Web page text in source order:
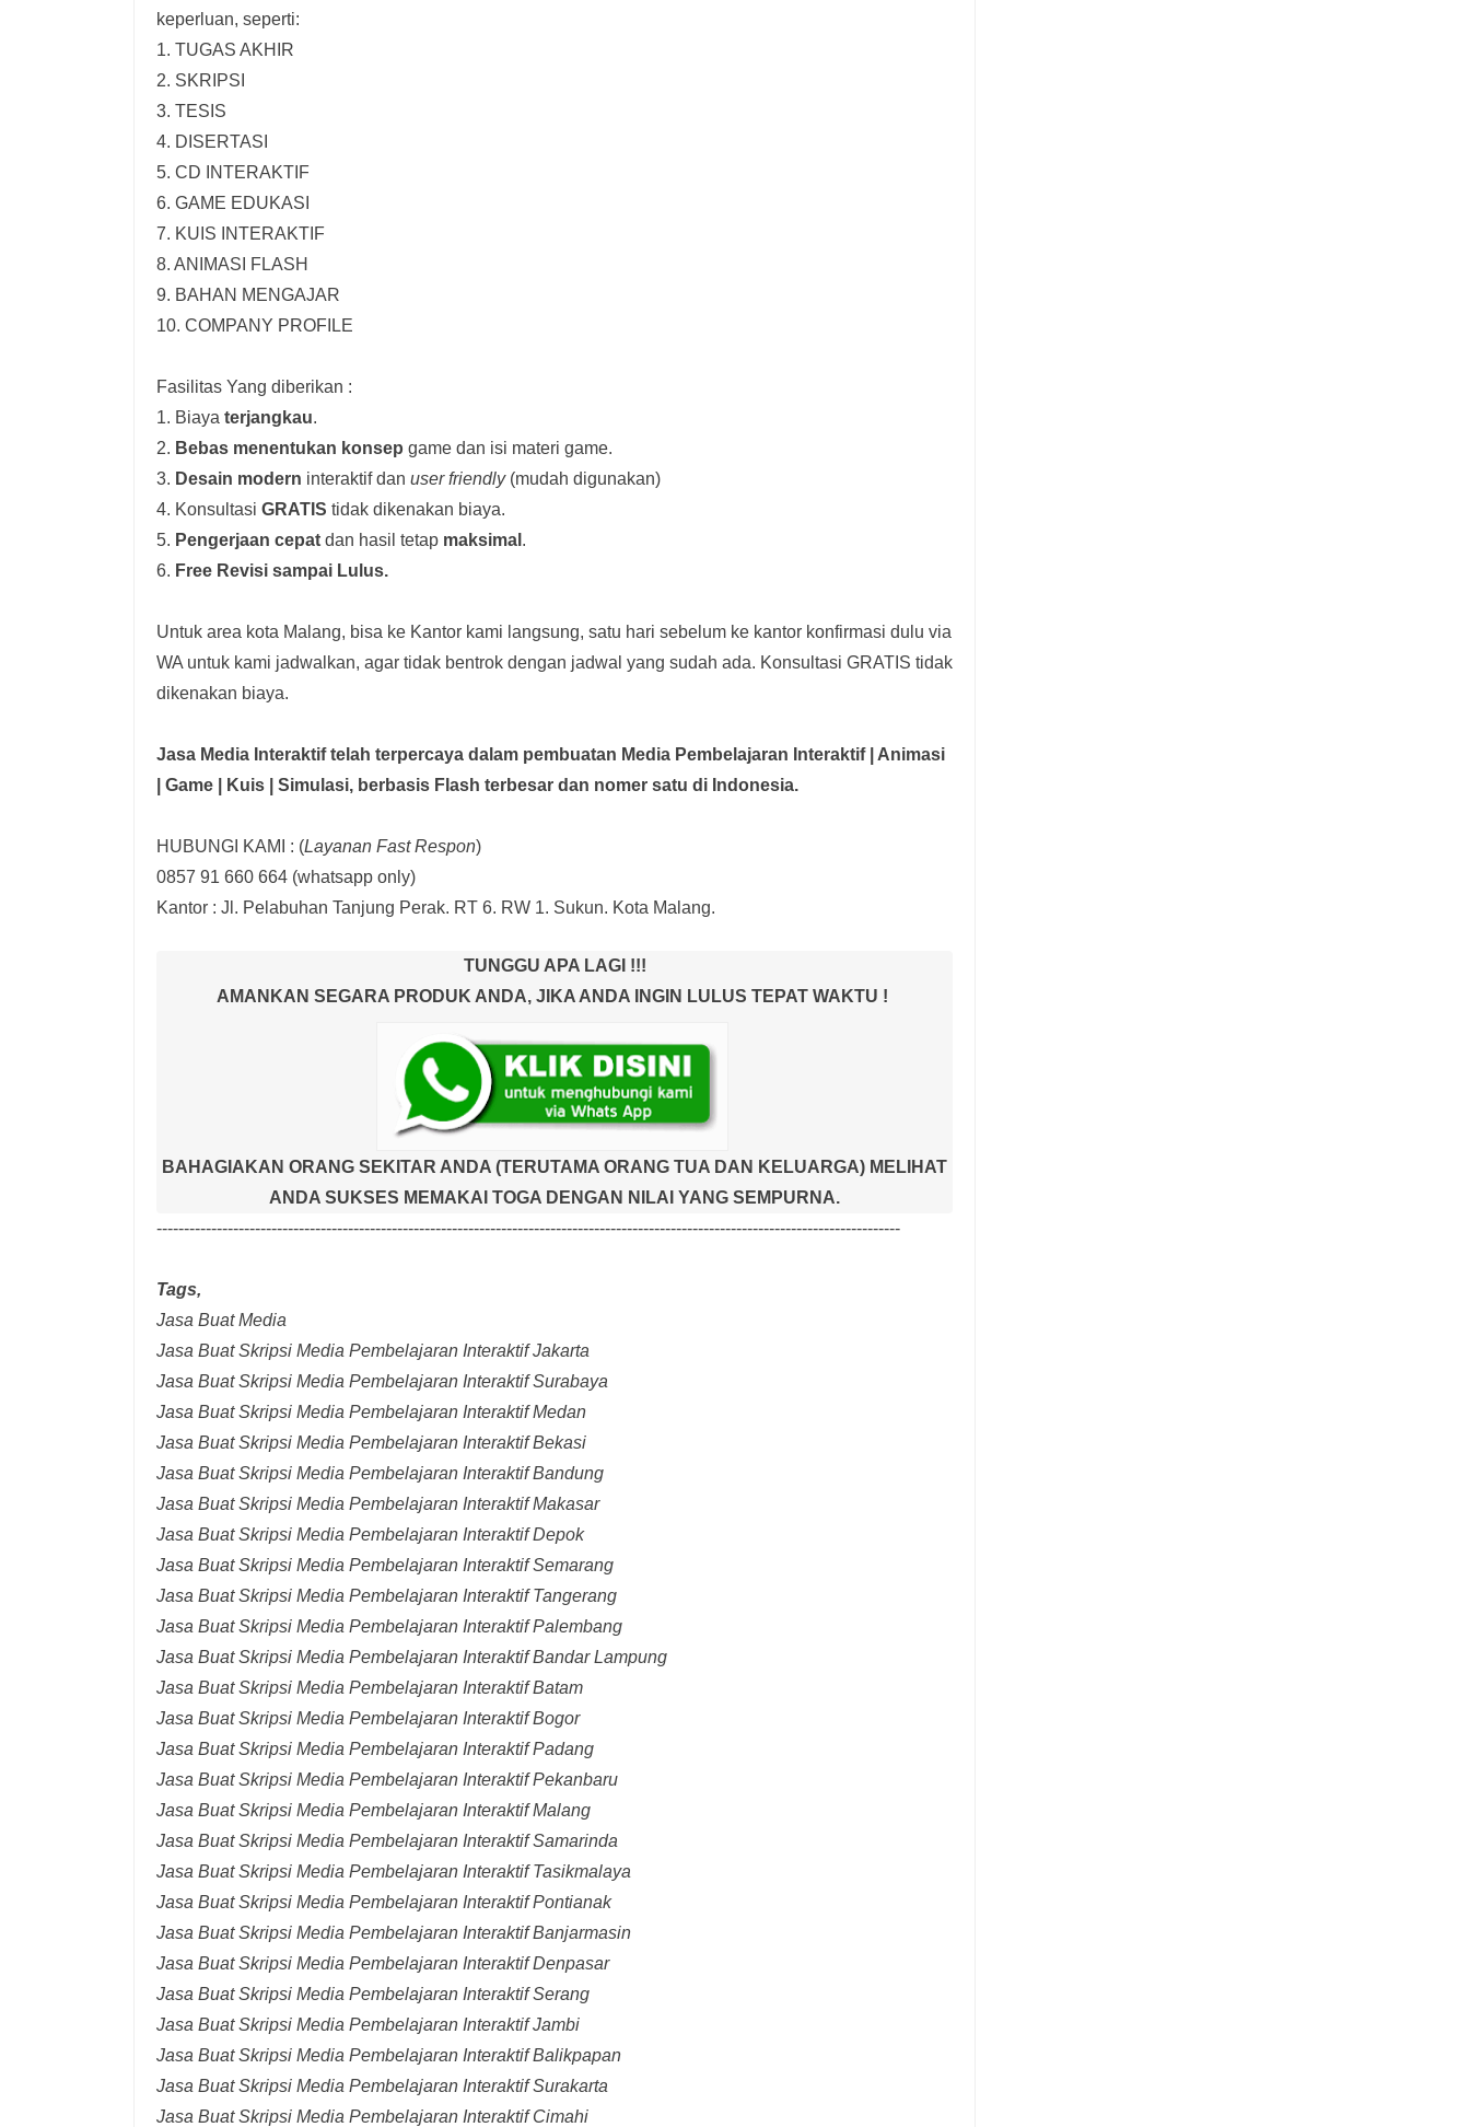
keperluan, seperti:
1. TUGAS AKHIR
2. SKRIPSI
3. TESIS
4. DISERTASI
5. CD INTERAKTIF
6. GAME EDUKASI
7. KUIS INTERAKTIF
8. ANIMASI FLASH
9. BAHAN MENGAJAR
10. COMPANY PROFILE
Fasilitas Yang diberikan :
1. Biaya terjangkau.
2. Bebas menentukan konsep game dan isi materi game.
3. Desain modern interaktif dan user friendly(mudah digunakan)
4. Konsultasi GRATIS tidak dikenakan biaya.
5. Pengerjaan cepat dan hasil tetap maksimal .
6. Free Revisi sampai Lulus.
Untuk area kota Malang, bisa ke Kantor kami langsung, satu hari sebelum ke kantor konfirmasi dulu via
WA untuk kami jadwalkan, agar tidak bentrok dengan jadwal yang sudah ada. Konsultasi GRATIS tidak
dikenakan biaya.
Jasa Media Interaktif telah terpercaya dalam pembuatan Media Pembelajaran Interaktif| Animasi
| Game | Kuis | Simulasi, berbasis Flash terbesar dan nomer satu di Indonesia.
HUBUNGI KAMI : (Layanan Fast Respon)
0857 91 660 664 (whatsapp only)
Kantor : Jl. Pelabuhan Tanjung Perak. RT 6. RW 1. Sukun. Kota Malang.
TUNGGU APA LAGI !!!
AMANKAN SEGARA PRODUK ANDA, JIKA ANDA INGIN LULUS TEPAT WAKTU !
BAHAGIAKAN ORANG SEKITAR ANDA (TERUTAMA ORANG TUA DAN KELUARGA) MELIHAT
ANDA SUKSES MEMAKAI TOGA DENGAN NILAI YANG SEMPURNA.
----------------------------------------------------------------------------------------------------------------------------------------
Tags,
Jasa Buat Media
Jasa Buat Skripsi Media Pembelajaran Interaktif Jakarta
Jasa Buat Skripsi Media Pembelajaran Interaktif Surabaya
Jasa Buat Skripsi Media Pembelajaran Interaktif Medan
Jasa Buat Skripsi Media Pembelajaran Interaktif Bekasi
Jasa Buat Skripsi Media Pembelajaran Interaktif Bandung
Jasa Buat Skripsi Media Pembelajaran Interaktif Makasar
Jasa Buat Skripsi Media Pembelajaran Interaktif Depok
Jasa Buat Skripsi Media Pembelajaran Interaktif Semarang
Jasa Buat Skripsi Media Pembelajaran Interaktif Tangerang
Jasa Buat Skripsi Media Pembelajaran Interaktif Palembang
Jasa Buat Skripsi Media Pembelajaran Interaktif Bandar Lampung
Jasa Buat Skripsi Media Pembelajaran Interaktif Batam
Jasa Buat Skripsi Media Pembelajaran Interaktif Bogor
Jasa Buat Skripsi Media Pembelajaran Interaktif Padang
Jasa Buat Skripsi Media Pembelajaran Interaktif Pekanbaru
Jasa Buat Skripsi Media Pembelajaran Interaktif Malang
Jasa Buat Skripsi Media Pembelajaran Interaktif Samarinda
Jasa Buat Skripsi Media Pembelajaran Interaktif Tasikmalaya
Jasa Buat Skripsi Media Pembelajaran Interaktif Pontianak
Jasa Buat Skripsi Media Pembelajaran Interaktif Banjarmasin
Jasa Buat Skripsi Media Pembelajaran Interaktif Denpasar
Jasa Buat Skripsi Media Pembelajaran Interaktif Serang
Jasa Buat Skripsi Media Pembelajaran Interaktif Jambi
Jasa Buat Skripsi Media Pembelajaran Interaktif Balikpapan
Jasa Buat Skripsi Media Pembelajaran Interaktif Surakarta
Jasa Buat Skripsi Media Pembelajaran Interaktif Cimahi